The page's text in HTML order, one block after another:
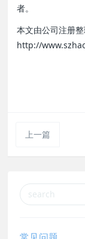
者。
本文由公司注册
http://
上一篇